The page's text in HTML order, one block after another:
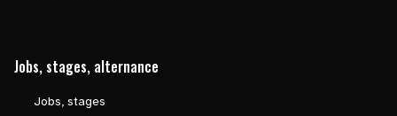
Jobs, stages, alternance
Jobs, stages